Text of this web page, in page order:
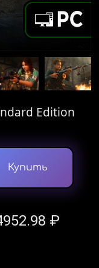
Edition
Купить
₽